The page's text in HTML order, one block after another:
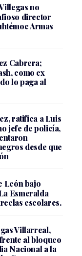
no
director
Armas
Cabrera;
como ex
lo paga al
ratifica a Luis
jefe de policía,
desde que
León bajo
Esmeralda
escolares.
Villarreal,
al bloqueo
Nacional a la